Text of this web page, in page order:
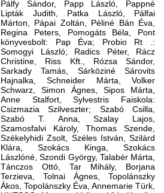
Pálfy Sándor, Papp László, Pappné
Lipták Judith, Patka László, Pálfai
Márton, Pápai Zoltán, Péliné Bán Éva,
Regina Peters, Pomogáts Béla, Pont
könyvesbolt: Pap Éva; Probio Rt .:
Somogyi László; Radics Péter, Rácz
Christine, Riss Kft., Rózsa Sándor,
Sarkady Tamás, Sárköziné Sárovits
Hajnalka, Schneider Márta, Volker
Schwarz, Simon Ágnes, Sipos Már­ta,
Anne Stalfort, Sylvestris Faiskola:
Csizmazia Szilveszter; Szabó Csilla,
Szabó T. Anna, Szalay Lajos,
Szamosfalvi Károly, Thomas Szende,
Székelyhidi Zsolt, Széles István, Szilárd
Klára, Szokács Kinga, Szokács
Lászlóné, Szondi György, Talabér Márta,
Tánczos Ottó, Tar Mihály, Borjana
Terzieva, Tolnai Ágnes, Topolánszky
Ákos, Topolánszky Éva, Annemarie Türk,